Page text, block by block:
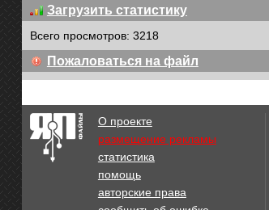
00:22
Утренняя зарядка
Алан Чумак (сеанс)
Загрузить статистику
Всего просмотров: 3218
Пожаловаться на файл
О проекте
размещение рекламы
статистика
помощь
авторские права